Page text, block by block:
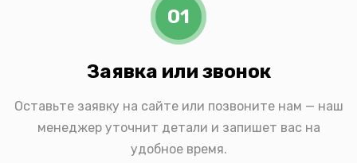
01
Заявка или звонок
Оставьте заявку на сайте или позвоните нам — наш
менеджер уточнит детали и запишет вас на
удобное время.